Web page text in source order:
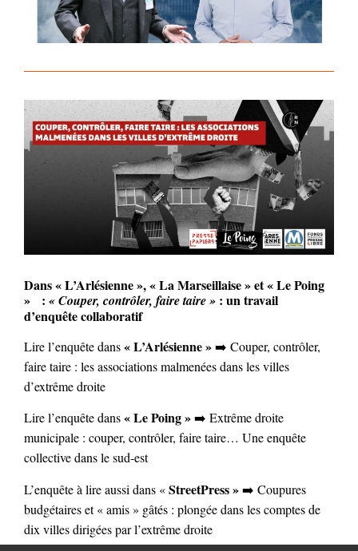
Dans « L’Arlésienne », « La Marseillaise » et « Le Poing
» : « Couper, contrôler, faire taire » : un travail
d’enquête collaboratif
Lire l’enquête dans« L’Arlésienne »➡️ Couper, contrôler,
faire taire : les associations malmenées dans les villes
d’extrême droite
Lire l’enquête dans« Le Poing »➡️ Extrême droite
municipale : couper, contrôler, faire taire… Une enquête
collective dans le sud-est
L’enquête à lire aussi dans «StreetPress »➡️ Coupures
budgétaires et « amis » gâtés : plongée dans les comptes de
dix villes dirigées par l’extrême droite